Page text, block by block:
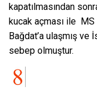
kapatılmasından
kucak açması ile
Bağdat’a ulaşmış ve
sebep olmuştur.